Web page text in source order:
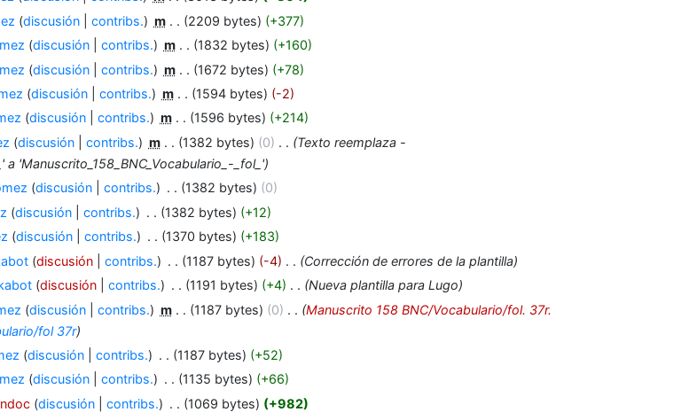
discusión contribs. m 2209 bytes
+377
discusión contribs. m 1832 bytes
+160
discusión contribs. m 1672 bytes
+78
discusión contribs. m 1594 bytes
-2
discusión contribs. m 1596 bytes
+214
discusión contribs. m 1382 bytes 0
Texto reemplaza -
'Manuscrito_158_BNC_Vocabulario_-_fol_'
discusión contribs. 1382 bytes
0
discusión contribs. 1382 bytes
+12
discusión contribs. 1370 bytes
+183
discusión contribs. 1187 bytes -4
Corrección de errores de la plantilla
discusión contribs. 1191 bytes +4
Nueva plantilla para Lugo
discusión contribs. m 1187 bytes 0
Manuscrito 158 BNC/Vocabulario/fol. 37r.
fol 37r
discusión contribs. 1187 bytes
+52
discusión contribs. 1135 bytes
+66
discusión contribs. 1069 bytes
+982